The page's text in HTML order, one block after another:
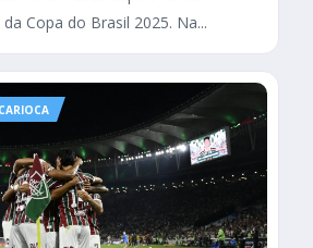
Copa do Brasil 2025. Na...